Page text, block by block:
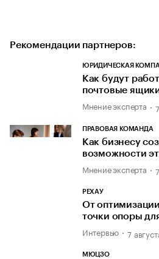
Рекомендации партнеров:
ЮРИДИЧЕСКАЯ
Как будут
почтовые
Мнение эксперта
ПРАВОВАЯ КОМАНДА
Как бизнесу
возможности
Мнение эксперта
РЕХАУ
От
точки опоры
Интервью 7
МЮЦЗО